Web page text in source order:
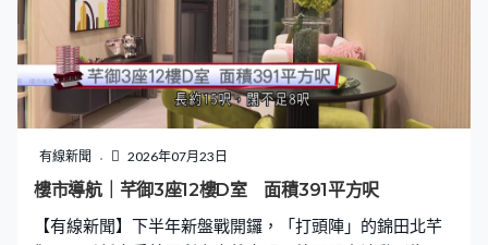
有線新聞 2026年07月23日
樓市導航｜芊御3座12樓D室 面積391平方呎
【有線新聞】下半年新盤戰開鑼，「打頭陣」的錦田北芊